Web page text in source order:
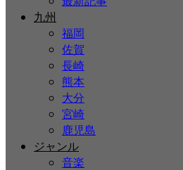
九州
福岡
佐賀
長崎
熊本
大分
宮崎
鹿児島
ジャンル
音楽